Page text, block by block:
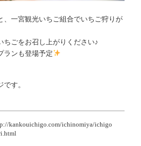
、一宮観光いちご組合でいちご狩りが
ちごをお召し上がりください♪
ランも登場予定
す。
kankouichigo.com/ichinomiya/ichigo